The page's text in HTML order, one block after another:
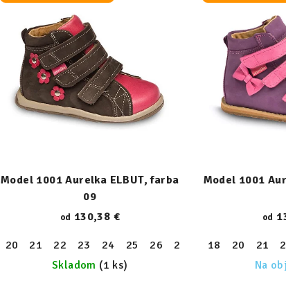
28 29 30 31 32 33 34 35 37 38
39
Model 1001 Aurelka ELBUT, farba
09
od 130,38 €
20 21 22 23 24 25 26 27 28 29 30 31
Skladom (1 ks)
Model 1001
od
18 20 21
Na